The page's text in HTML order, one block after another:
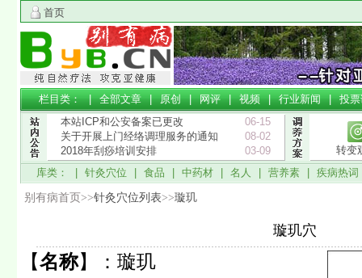
首页
栏目类： |全部文章|原创|网评|视频|行业新闻|投
本站ICP和公安备案已更改
06-15
关于开展上门经络调理服务的通知
08-02
2018年刮痧培训安排
03-09
转变
库类： | 针灸穴位 食品 中药材 名人 营养素 疾病热词
别有病首页>>针灸穴位列表>>璇玑
璇玑穴
【名称】： 璇玑